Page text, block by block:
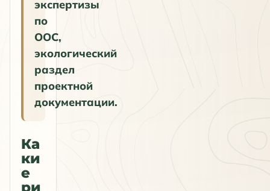
экспертизы
по
ООС,
экологический
раздел
проектной
документации.
Ка
ки
е
ри